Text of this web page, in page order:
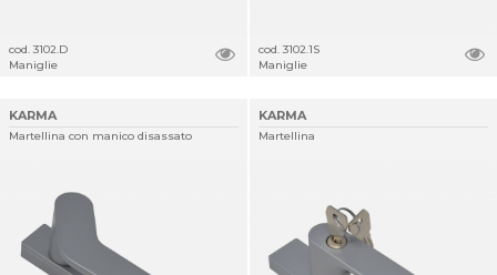
cod. 3102.D
Maniglie
cod. 3102.1S
Maniglie
KARMA
Martellina con manico disassato
KARMA
Martellina